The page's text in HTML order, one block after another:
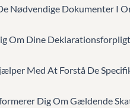
Nødvendige Dokumenter I
Om Dine
Med At Forstå De
Dig Om Gældende